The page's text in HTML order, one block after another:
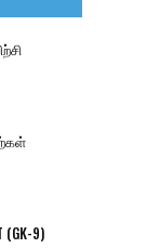
(GK-9)